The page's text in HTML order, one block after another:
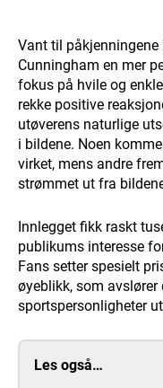
Vant til påkjenningene
Cunningham en mer
fokus på hvile og
rekke positive
utøverens naturlige
i bildene. Noen
virket, mens andre
strømmet ut fra
Innlegget fikk raskt
publikums interesse
Fans setter spesielt
øyeblikk, som avslører
sportspersonligheter
Les også…